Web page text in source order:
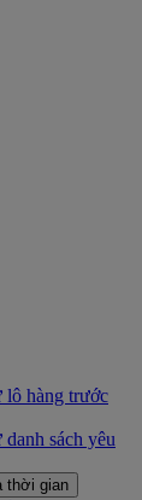
lô hàng trước
sách yêu
thời gian